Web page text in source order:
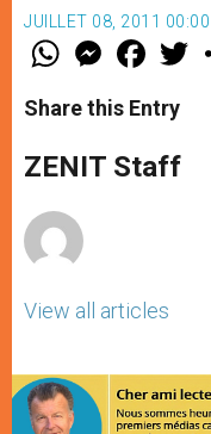
JUILLET 08, 2011 00:00
W
t
s
p
p
M
e
s
e
g
e
F
a
e
b
o
k
w
Share this Entry
ZENIT Staff
View all articles